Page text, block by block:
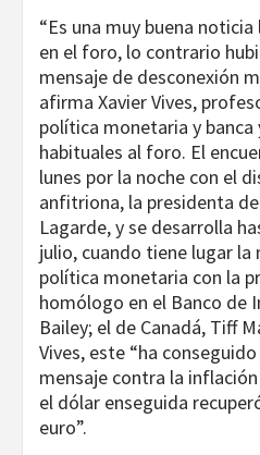
“Es una muy buena
en el foro, lo contrario
mensaje de desconexión
afirma Xavier Vives,
política monetaria y
habituales al foro. El
lunes por la noche con el
anfitriona, la presidenta
Lagarde, y se desarrolla
julio, cuando tiene lugar la
política monetaria con la
homólogo en el Banco de
Bailey; el de Canadá, Tiff
Vives, este “ha
mensaje contra la
el dólar enseguida
euro”.